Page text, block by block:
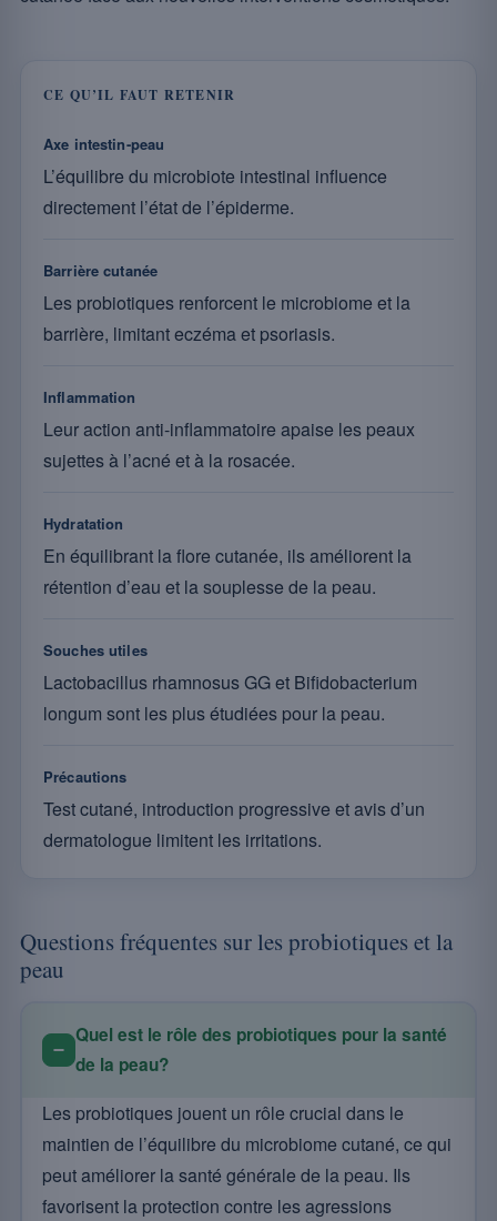
CE QU’IL FAUT RETENIR
Axe intestin-peau
L’équilibre du microbiote intestinal influence
directement l’état de l’épiderme.
Barrière cutanée
Les probiotiques renforcent le microbiome et la
barrière, limitant eczéma et psoriasis.
Inflammation
Leur action anti-inflammatoire apaise les peaux
sujettes à l’acné et à la rosacée.
Hydratation
En équilibrant la flore cutanée, ils améliorent la
rétention d’eau et la souplesse de la peau.
Souches utiles
Lactobacillus rhamnosus GG et Bifidobacterium
longum sont les plus étudiées pour la peau.
Précautions
Test cutané, introduction progressive et avis d’un
dermatologue limitent les irritations.
Questions fréquentes sur les probiotiques et la
peau
Quel est le rôle des probiotiques pour la santé
de la peau?
Les probiotiques jouent un rôle crucial dans le
maintien de l’équilibre du microbiome cutané, ce qui
peut améliorer la santé générale de la peau. Ils
favorisent la protection contre les agressions